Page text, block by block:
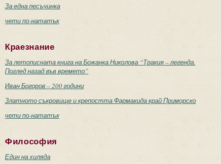
За една песъчинка
чети по-нататък
Краезнание
За летописната книга на Божанка Николова “Тракия – легенда.
Поглед назад във времето”
Иван Богоров – 200 години
Златното съкровище и крепостта Фармакида край Приморско
чети по-нататък
Философия
Един на хиляда